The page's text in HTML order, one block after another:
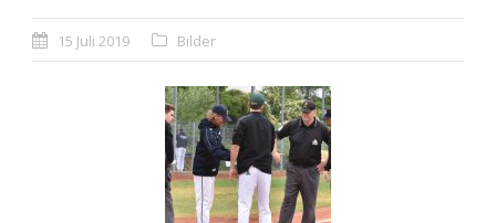
15 Juli 2019 Bilder